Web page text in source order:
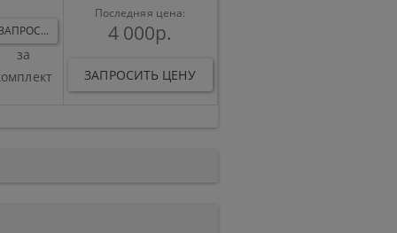
за
Последняя цена:
4 000р.
ЗАПРОСИТЬ ЦЕНУ